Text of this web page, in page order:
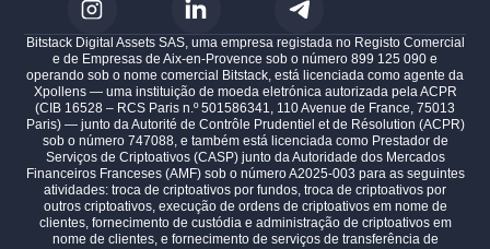
Bitstack Digital Assets SAS, uma empresa registada no Registo Comercial
e de Empresas de Aix-en-Provence sob o número 899 125 090 e
operando sob o nome comercial Bitstack, está licenciada como agente da
Xpollens — uma instituição de moeda eletrónica autorizada pela ACPR
(CIB 16528 – RCS Paris n.º 501586341, 110 Avenue de France, 75013
Paris) — junto da Autorité de Contrôle Prudentiel et de Résolution (ACPR)
sob o número 747088, e também está licenciada como Prestador de
Serviços de Criptoativos (CASP) junto da Autoridade dos Mercados
Financeiros Franceses (AMF) sob o número A2025-003 para as seguintes
atividades: troca de criptoativos por fundos, troca de criptoativos por
outros criptoativos, execução de ordens de criptoativos em nome de
clientes, fornecimento de custódia e administração de criptoativos em
nome de clientes, e fornecimento de serviços de transferência de